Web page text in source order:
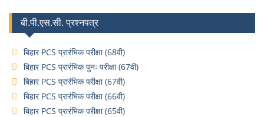
बी.पी.एस.सी. प्रश्नपत्र
बिहार PCS प्रारंभिक परीक्षा (68वी)
बिहार PCS प्रारंभिक पुनः परीक्षा (67वी)
बिहार PCS प्रारंभिक परीक्षा (67वी)
बिहार PCS प्रारंभिक परीक्षा (66वी)
बिहार PCS प्रारंभिक परीक्षा (65वी)